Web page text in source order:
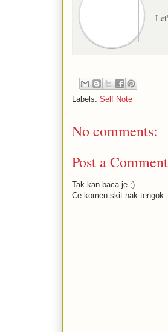
Labels: Self Note
No comments:
Post a Comment
Tak kan baca je ;)
Ce komen skit nak tengok